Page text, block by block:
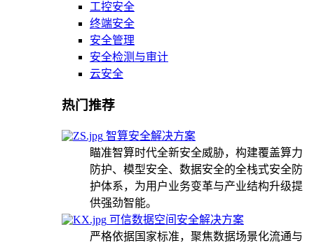
工控安全
终端安全
安全管理
安全检测与审计
云安全
热门推荐
智算安全解决方案
瞄准智算时代全新安全威胁，构建覆盖算力
防护、模型安全、数据安全的全栈式安全防
护体系，为用户业务变革与产业结构升级提
供强劲智能。
可信数据空间安全解决方案
严格依据国家标准，聚焦数据场景化流通与